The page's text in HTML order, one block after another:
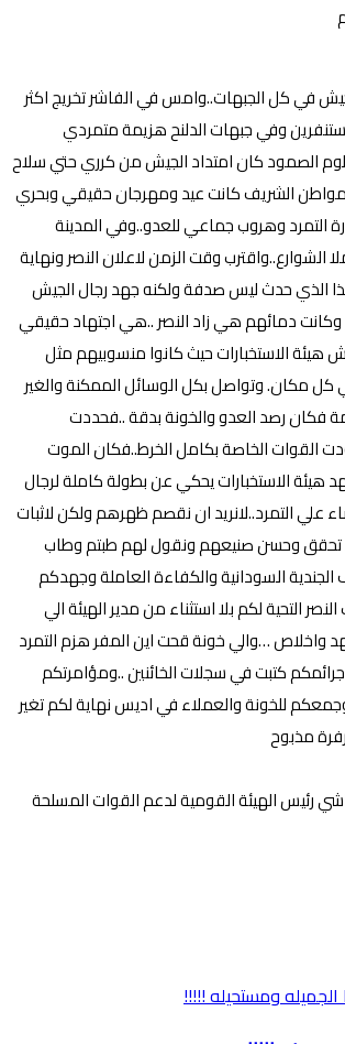
في كل الجبهات..وامس في الفاشر تخريج اكثر
وفي جبهات الدلنح هزيمة متمردي
الصمود كان امتداد الجيش من كرري حتي سلاح
الشريف كانت عيد ومهرجان حقيقي وبحري
التمرد وهروب جماعي للعدو..وفي المدينة
الشوارع..واقترب وقت الزمن لاعلان النصر ونهاية
الذي حدث ليس صدفة ولكنه جهد رجال الجيش
دمائهم هي زاد النصر ..هي اجتهاد حقيقي
هيئة الاستخبارات حيث كانوا منسوبيهم مثل
كل مكان. وتواصل بكل الوسائل الممكنة والغير
فكان رصد العدو والخونة بدقة ..فحددت
القوات الخاصة بكامل الخرط..فكان الموت
هيئة الاستخبارات يحكي عن بطولة كاملة لرجال
علي التمرد..لانريد ان نقصم ظهرهم ولكن لاثبات
تحقق وحسن صنيعهم ونقول لهم طبتم وطاب
السودانية والكفاءة العاملة وجهدكم
التحية لكم بلا استثناء من مدير الهيئة الي
واخلاص …والي خونة قحت اين المفر هزم التمرد
كتبت في سجلات الخائنين ..ومؤامرتكم
للخونة والعملاء في اديس نهاية لكم تغير
مذبوح
رئيس الهيئة القومية لدعم القوات المسلحة